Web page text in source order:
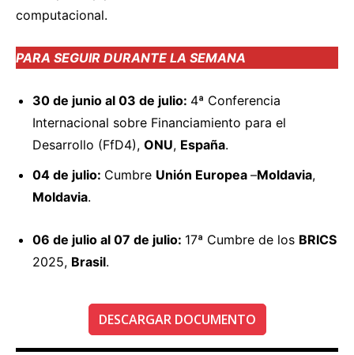
computacional.
PARA SEGUIR DURANTE LA SEMANA
30 de junio al 03 de julio: 4ª Conferencia
Internacional sobre Financiamiento para el
Desarrollo (FfD4), ONU, España.
04 de julio: Cumbre Unión Europea –Moldavia,
Moldavia.
06 de julio al 07 de julio: 17ª Cumbre de los BRICS
2025, Brasil.
DESCARGAR DOCUMENTO